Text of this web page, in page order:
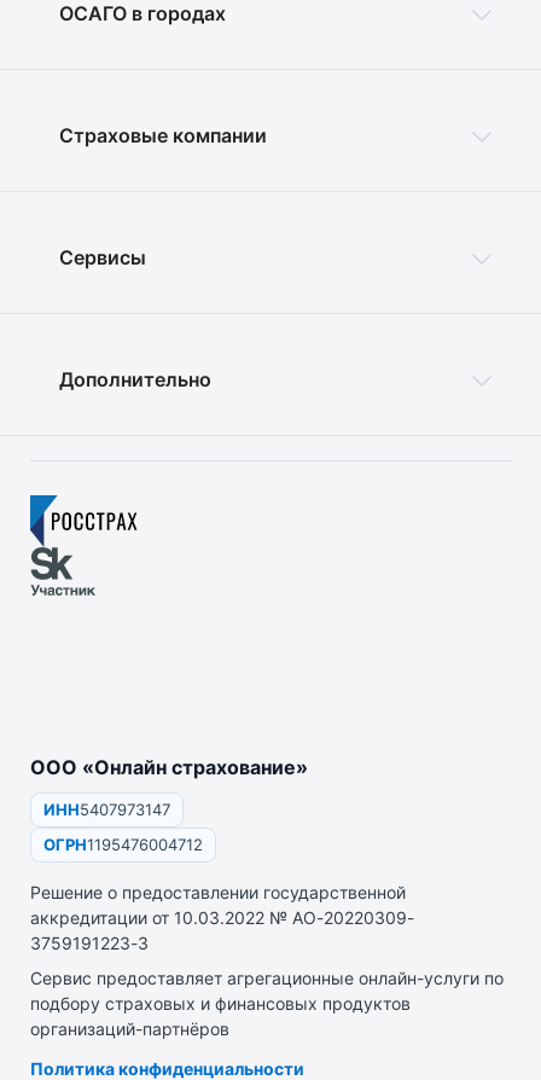
ОСАГО в городах
Страховые компании
Сервисы
Дополнительно
ООО «Онлайн страхование»
ИНН5407973147
ОГРН1195476004712
Решение о предоставлении государственной
аккредитации от 10.03.2022 № АО-20220309-
3759191223-3
Сервис предоставляет агрегационные онлайн-услуги по
подбору страховых и финансовых продуктов
организаций-партнёров
Политика конфиденциальности